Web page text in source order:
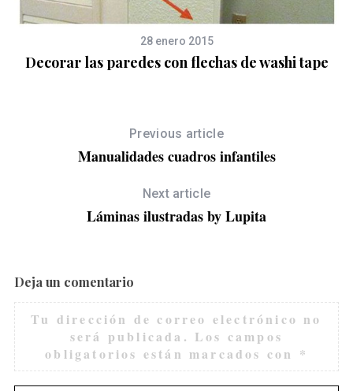
28 enero 2015
Decorar las paredes con flechas de washi tape
Previous article
Manualidades cuadros infantiles
Next article
Láminas ilustradas by Lupita
Deja un comentario
Tu dirección de correo electrónico no
será publicada. Los campos
obligatorios están marcados con *
e
a
r